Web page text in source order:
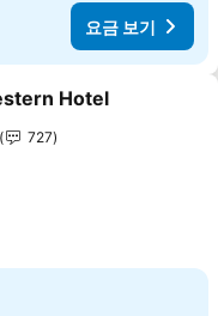
요금 보기
에 추가
Hotel
727